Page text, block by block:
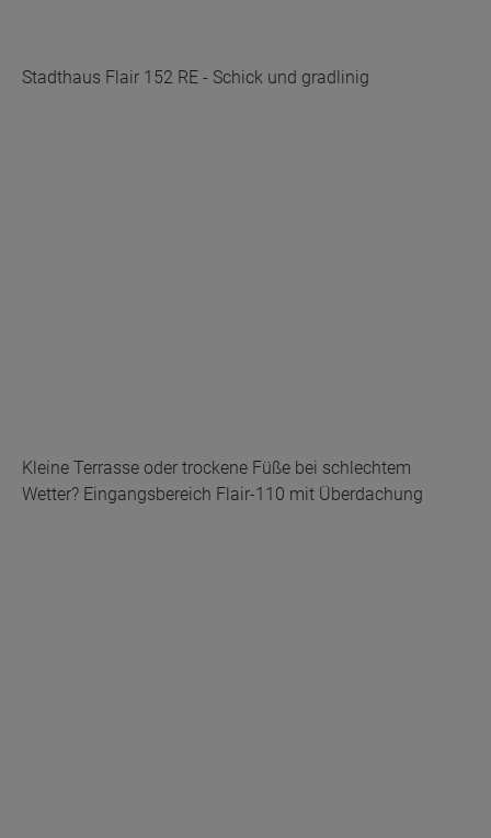
Stadthaus Flair 152 RE - Schick und gradlinig
Kleine Terrasse oder trockene Füße bei schlechtem
Wetter? Eingangsbereich Flair-110 mit Überdachung